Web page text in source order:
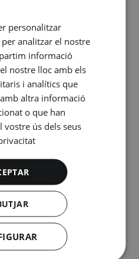
& vi
ibèricamb una
CATALAN
FRENCH
ITALIAN
personalitzar
analitzar el nostre
informació
nostre lloc amb els
i analítics que
altra informació
o que han
ús dels seus